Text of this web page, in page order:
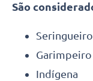
São
Seringueiro
Garimpeiro
Indígena